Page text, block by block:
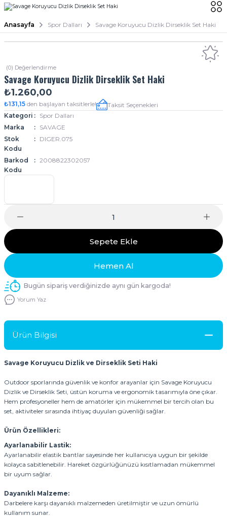
Anasayfa Spor Dalları Savage Koruyucu Dizlik Dirseklik Set Haki
(0) Değerlendirme
Savage Koruyucu Dizlik Dirseklik Set Haki
₺1.260,00
₺131,15 den başlayan taksitlerle!
Taksit Seçenekleri
Kategori
Spor Dalları
Marka
SAVAGE
Stok
Kodu
DIGER.075
Barkod
Kodu
2008822302057
Sepete Ekle
Hemen Al
Bugün sipariş verdiğinizde aynı gün kargoda!
Yorum Yaz
Ürün Bilgisi
Savage Koruyucu Dizlik ve Dirseklik Seti Haki
Outdoor sporlarında güvenlik ve konfor arayanlar için Savage Koruyucu
Dizlik ve Dirseklik Seti, üstün koruma ve ergonomik tasarımıyla öne çıkar.
Hem profesyoneller hem de amatörler için mükemmel bir tercih olan bu
set, aktiviteler sırasında ihtiyaç duyulan güvenliği sağlar.
Ürün Özellikleri:
Ayarlanabilir Lastik:
Ayarlanabilir elastik bantlar sayesinde her kullanıcıya uygun bir şekilde
kolayca sabitlenebilir. Hareket özgürlüğünüzü kısıtlamadan mükemmel
bir uyum sağlar.
Dayanıklı Malzeme:
Darbelere karşı dayanıklı malzemeden üretilmiştir ve uzun ömürlü
kullanım sunar.